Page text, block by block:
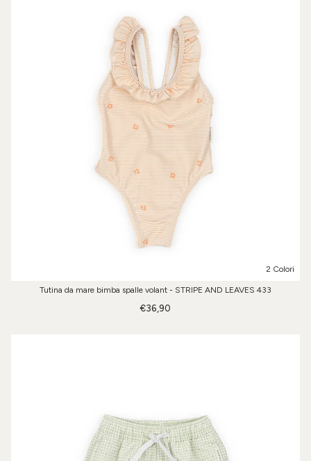
2 Colori
Tutina da mare bimba spalle volant - STRIPE AND LEAVES 433
€36,90